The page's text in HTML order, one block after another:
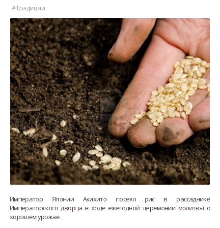
#Традиции
Император Японии Акихито посеял рис в рассаднике
Императорского дворца в ходе ежегодной церемонии молитвы о
хорошем урожае.